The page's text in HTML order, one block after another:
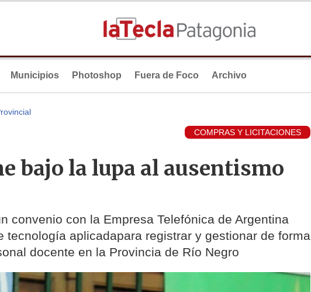
Municipios Photoshop Fuera de Foco Archivo
COMPRAS Y LICITACIONES
bajo la lupa al ausentismo
convenio con la Empresa Telefónica de Argentina
tecnología aplicadapara registrar y gestionar de forma
docente en la Provincia de Río Negro